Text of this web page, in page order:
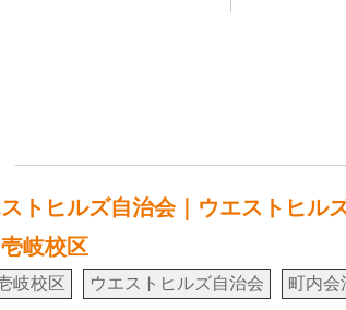
トヒルズ自治会｜ウエストヒル
岐校区
岐校区 ウエストヒルズ自治会 町内会